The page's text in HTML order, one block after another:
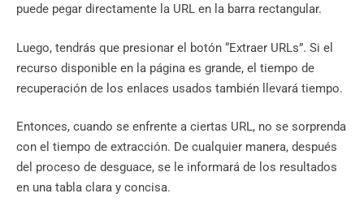
puede pegar directamente la URL en la barra rectangular.
Luego, tendrás que presionar el botón “Extraer URLs”. Si el
recurso disponible en la página es grande, el tiempo de
recuperación de los enlaces usados ​​también llevará tiempo.
Entonces, cuando se enfrente a ciertas URL, no se sorprenda
con el tiempo de extracción. De cualquier manera, después
del proceso de desguace, se le informará de los resultados
en una tabla clara y concisa.